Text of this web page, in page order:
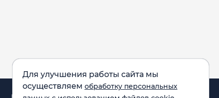
Для улучшения работы сайта мы
осуществляем обработку персональных
Аналитика и